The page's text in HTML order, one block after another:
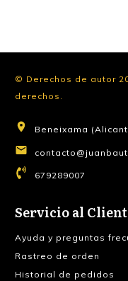
© Derechos de autor
derechos.
Beneixama
679289007
Servicio al
Ayuda y preguntas
Rastreo de orden
Historial de pedidos